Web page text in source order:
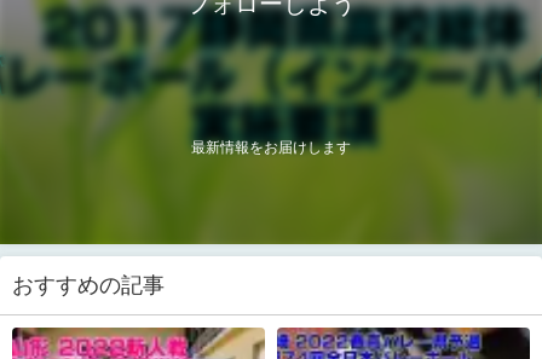
最新情報をお届けします
おすすめの記事